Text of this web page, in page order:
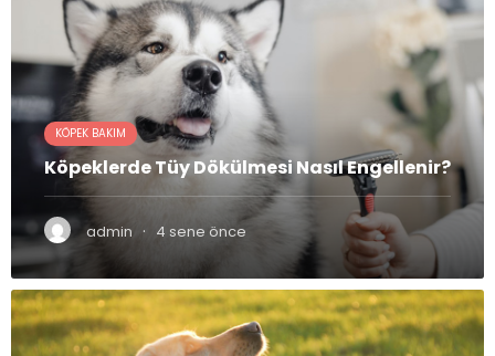
KÖPEK BAKIM
Köpeklerde Tüy Dökülmesi Nasıl Engellenir?
admin · 4 sene önce